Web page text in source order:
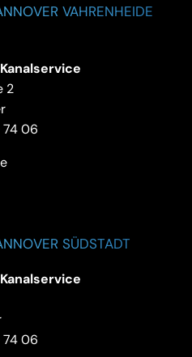
VAHRENHEIDE
2
74 06
SÜDSTADT
74 06